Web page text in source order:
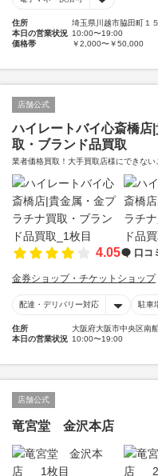
住所
埼玉県川越市脇田町１
本日の営業状況 10:00〜19:00
価格帯
￥2,000〜￥50,000
店舗公式
ハイレートバイ心斎橋店
取・ブランド品買取
業者価格買取！大手買取店様にできない
4.05 口コ
金券ショップ・チケットショップ
配達・デリバリー対応 駐車
住所
大阪府大阪市中央区南
本日の営業状況 10:00〜19:00
店舗公式
竜宮堂 金沢本店